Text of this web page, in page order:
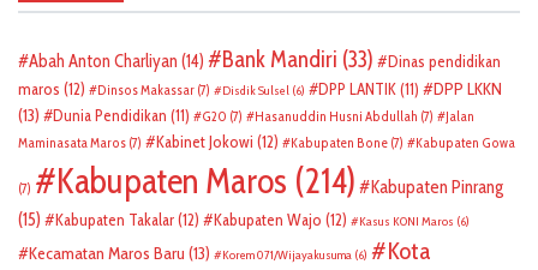
Abah Anton Charliyan (14) Bank Mandiri (33)
Dinas pendidikan
maros (12) Dinsos Makassar (7) Disdik Sulsel (6) DPP LANTIK(11)
DPP LKKN
(13)
Dunia Pendidikan (11) G20 (7) Hasanuddin Husni Abdullah (7)
Jalan
Maminasata Maros (7) Kabinet Jokowi (12) Kabupaten Bone (7) Kabupaten Gowa
(7) Kabupaten Maros (214)
Kabupaten Pinrang
(15)
Kabupaten Takalar(12) Kabupaten Wajo (12) Kasus KONI Maros (6)
Kecamatan Maros Baru (13) Korem 071/Wijayakusuma (6)
Kota